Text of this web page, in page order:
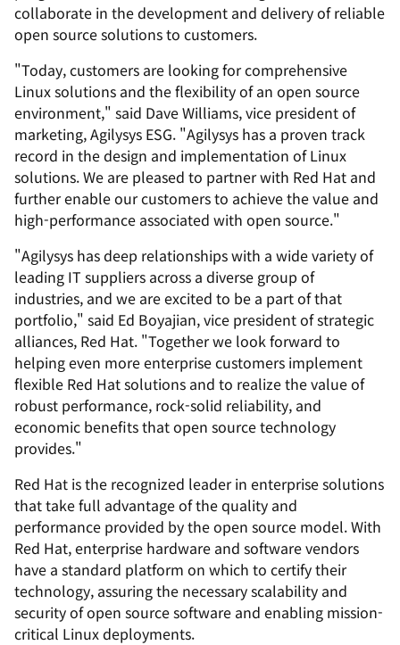
collaborate in the development and delivery of reliable
open source solutions to customers.
"Today, customers are looking for comprehensive
Linux solutions and the flexibility of an open source
environment," said Dave Williams, vice president of
marketing, Agilysys ESG. "Agilysys has a proven track
record in the design and implementation of Linux
solutions. We are pleased to partner with Red Hat and
further enable our customers to achieve the value and
high-performance associated with open source."
"Agilysys has deep relationships with a wide variety of
leading IT suppliers across a diverse group of
industries, and we are excited to be a part of that
portfolio," said Ed Boyajian, vice president of strategic
alliances, Red Hat. "Together we look forward to
helping even more enterprise customers implement
flexible Red Hat solutions and to realize the value of
robust performance, rock-solid reliability, and
economic benefits that open source technology
provides."
Red Hat is the recognized leader in enterprise solutions
that take full advantage of the quality and
performance provided by the open source model. With
Red Hat, enterprise hardware and software vendors
have a standard platform on which to certify their
technology, assuring the necessary scalability and
security of open source software and enabling mission-
critical Linux deployments.